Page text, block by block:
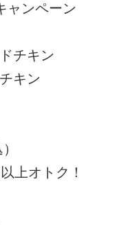
ャンペーン
チキン
キン
上オトク！